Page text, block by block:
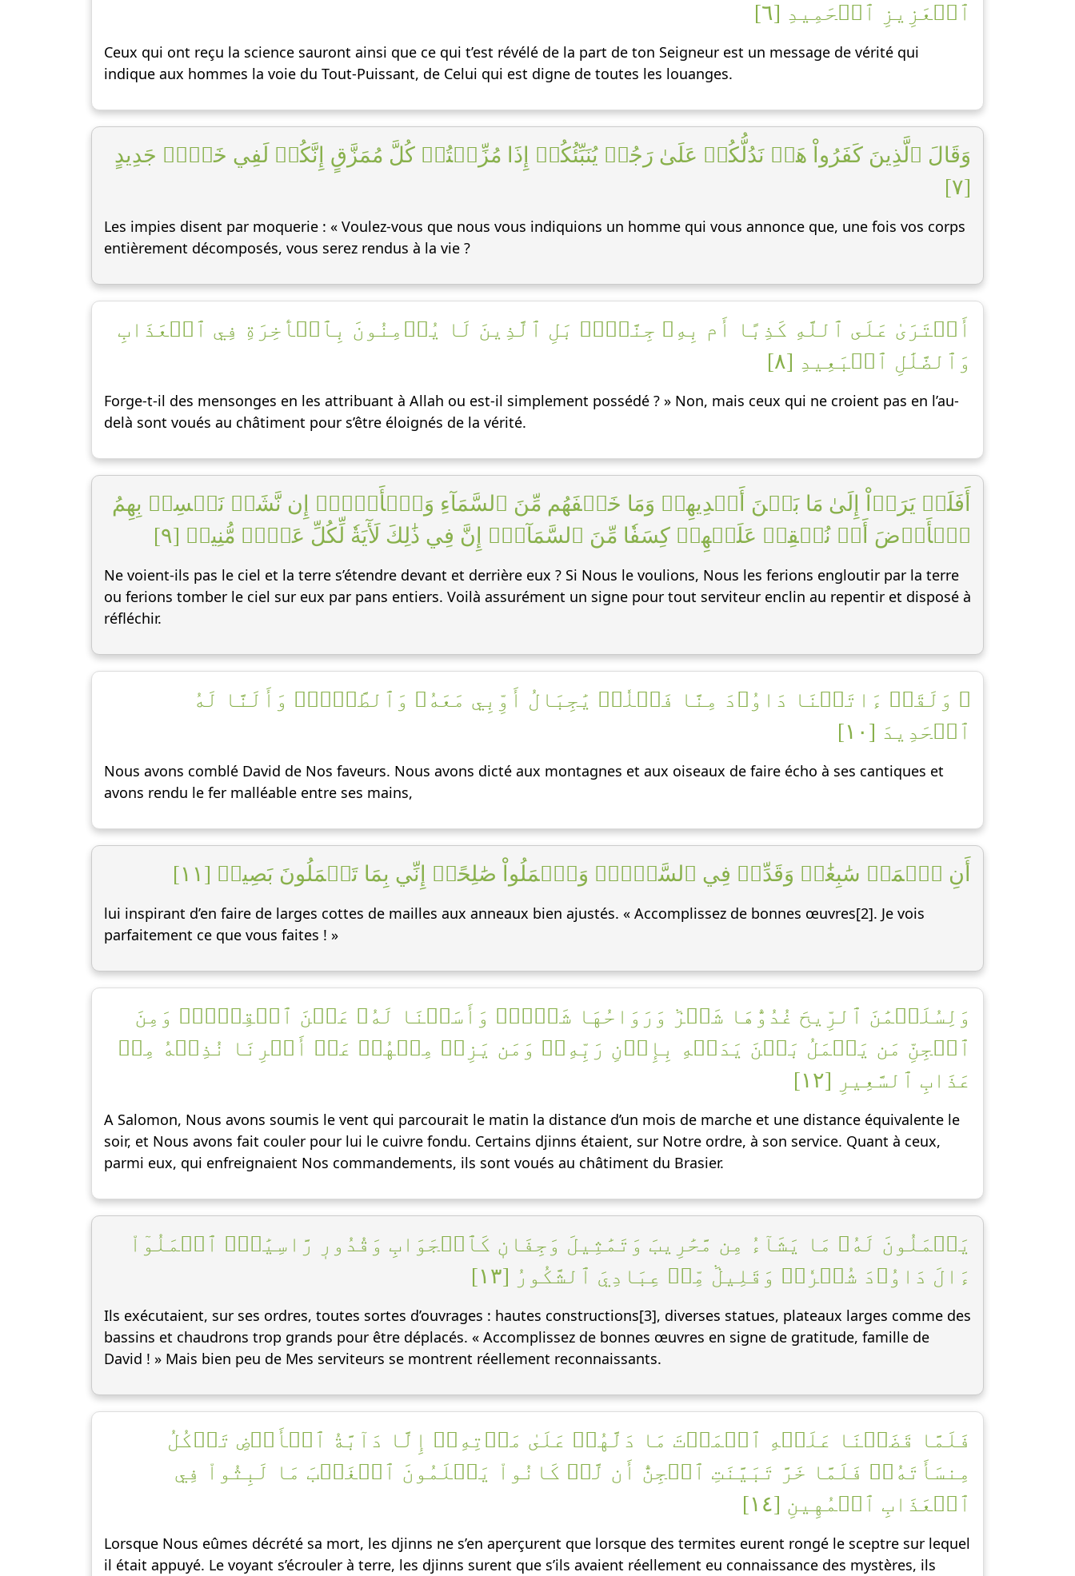
ٱلۡعَزِيزِ ٱلۡحَمِيدِ [٦]
Ceux qui ont reçu la science sauront ainsi que ce qui t’est révélé de la part de ton Seigneur est un message de vérité qui
indique aux hommes la voie du Tout-Puissant, de Celui qui est digne de toutes les louanges.
وَقَالَ ٱلَّذِينَ كَفَرُواْ هَلۡ نَدُلُّكُمۡ عَلَىٰ رَجُلٖ يُنَبِّئُكُمۡ إِذَا مُزِّقۡتُمۡ كُلَّ مُمَزَّقٍ إِنَّكُمۡ لَفِي خَلۡقٖ جَدِيدٍ
[٧]
Les impies disent par moquerie : « Voulez-vous que nous vous indiquions un homme qui vous annonce que, une fois vos corps
entièrement décomposés, vous serez rendus à la vie ?
أَفۡتَرَىٰ عَلَى ٱللَّهِ كَذِبًا أَم بِهِۦ جِنَّةُۢۗ بَلِ ٱلَّذِينَ لَا يُؤۡمِنُونَ بِٱلۡأٓخِرَةِ فِي ٱلۡعَذَابِ
وَٱلضَّلَٰلِ ٱلۡبَعِيدِ [٨]
Forge-t-il des mensonges en les attribuant à Allah ou est-il simplement possédé ? » Non, mais ceux qui ne croient pas en l’au-
delà sont voués au châtiment pour s’être éloignés de la vérité.
أَفَلَمۡ يَرَوۡاْ إِلَىٰ مَا بَيۡنَ أَيۡدِيهِمۡ وَمَا خَلۡفَهُم مِّنَ ٱلسَّمَآءِ وَٱلۡأَرۡضِۚ إِن نَّشَأۡ نَخۡسِفۡ بِهِمُ
ٱلۡأَرۡضَ أَوۡ نُسۡقِطۡ عَلَيۡهِمۡ كِسَفٗا مِّنَ ٱلسَّمَآءِۚ إِنَّ فِي ذَٰلِكَ لَأٓيَةٗ لِّكُلِّ عَبۡدٖ مُّنِيبٖ [٩]
Ne voient-ils pas le ciel et la terre s’étendre devant et derrière eux ? Si Nous le voulions, Nous les ferions engloutir par la terre
ou ferions tomber le ciel sur eux par pans entiers. Voilà assurément un signe pour tout serviteur enclin au repentir et disposé à
réfléchir.
۞ وَلَقَدۡ ءَاتَيۡنَا دَاوُۥدَ مِنَّا فَضۡلٗاۖ يَٰجِبَالُ أَوِّبِي مَعَهُۥ وَٱلطَّيۡرَۖ وَأَلَنَّا لَهُ
ٱلۡحَدِيدَ [١٠]
Nous avons comblé David de Nos faveurs. Nous avons dicté aux montagnes et aux oiseaux de faire écho à ses cantiques et
avons rendu le fer malléable entre ses mains,
أَنِ ٱعۡمَلۡ سَٰبِغَٰتٖ وَقَدِّرۡ فِي ٱلسَّرۡدِۖ وَٱعۡمَلُواْ صَٰلِحًاۖ إِنِّي بِمَا تَعۡمَلُونَ بَصِيرٞ [١١]
lui inspirant d’en faire de larges cottes de mailles aux anneaux bien ajustés. « Accomplissez de bonnes œuvres[2]. Je vois
parfaitement ce que vous faites ! »
وَلِسُلَيۡمَٰنَ ٱلرِّيحَ غُدُوُّهَا شَهۡرٞ وَرَوَاحُهَا شَهۡرٞۖ وَأَسَلۡنَا لَهُۥ عَيۡنَ ٱلۡقِطۡرِۖ وَمِنَ
ٱلۡجِنِّ مَن يَعۡمَلُ بَيۡنَ يَدَيۡهِ بِإِذۡنِ رَبِّهِۦۖ وَمَن يَزِغۡ مِنۡهُمۡ عَنۡ أَمۡرِنَا نُذِقۡهُ مِنۡ
عَذَابِ ٱلسَّعِيرِ [١٢]
A Salomon, Nous avons soumis le vent qui parcourait le matin la distance d’un mois de marche et une distance équivalente le
soir, et Nous avons fait couler pour lui le cuivre fondu. Certains djinns étaient, sur Notre ordre, à son service. Quant à ceux,
parmi eux, qui enfreignaient Nos commandements, ils sont voués au châtiment du Brasier.
يَعۡمَلُونَ لَهُۥ مَا يَشَآءُ مِن مَّحَٰرِيبَ وَتَمَٰثِيلَ وَجِفَانٖ كَٱلۡجَوَابِ وَقُدُورٖ رَّاسِيَٰتٍۚ ٱعۡمَلُوٓاْ
ءَالَ دَاوُۥدَ شُكۡرٗاۚ وَقَلِيلٞ مِّنۡ عِبَادِيَ ٱلشَّكُورُ [١٣]
Ils exécutaient, sur ses ordres, toutes sortes d’ouvrages : hautes constructions[3], diverses statues, plateaux larges comme des
bassins et chaudrons trop grands pour être déplacés. « Accomplissez de bonnes œuvres en signe de gratitude, famille de
David ! » Mais bien peu de Mes serviteurs se montrent réellement reconnaissants.
فَلَمَّا قَضَيۡنَا عَلَيۡهِ ٱلۡمَوۡتَ مَا دَلَّهُمۡ عَلَىٰ مَوۡتِهِۦٓ إِلَّا دَآبَّةُ ٱلۡأَرۡضِ تَأۡكُلُ
مِنسَأَتَهُۥۖ فَلَمَّا خَرَّ تَبَيَّنَتِ ٱلۡجِنُّ أَن لَّوۡ كَانُواْ يَعۡلَمُونَ ٱلۡغَيۡبَ مَا لَبِثُواْ فِي
ٱلۡعَذَابِ ٱلۡمُهِينِ [١٤]
Lorsque Nous eûmes décrété sa mort, les djinns ne s’en aperçurent que lorsque des termites eurent rongé le sceptre sur lequel
il était appuyé. Le voyant s’écrouler à terre, les djinns surent que s’ils avaient réellement eu connaissance des mystères, ils